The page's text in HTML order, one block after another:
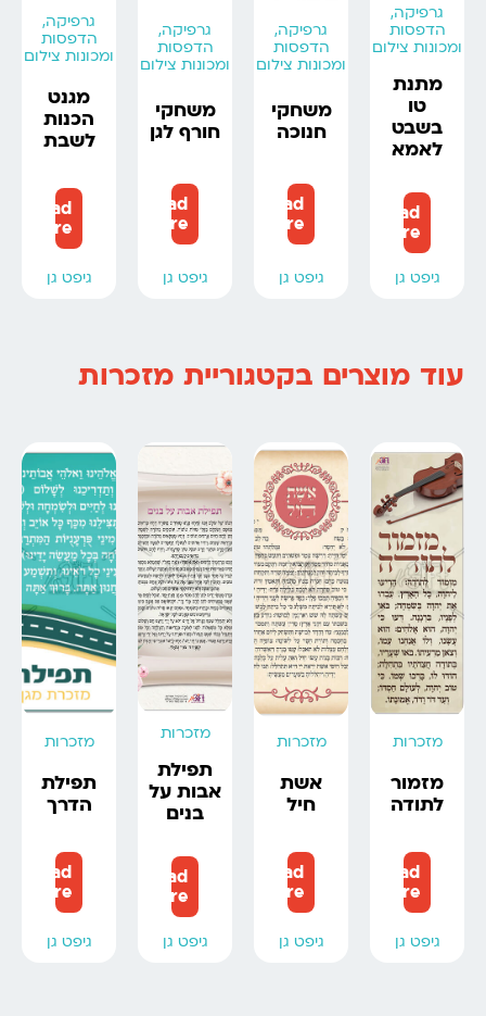
גרפיקה,
הדפסות
ומכונות צילום
מתנת
טו
בשבט
לאמא
Read
more
גיפט גן
גרפיקה,
הדפסות
ומכונות צילום
משחקי
חנוכה
Read
more
גיפט גן
גרפיקה,
הדפסות
ומכונות צילום
משחקי
חורף לגן
Read
more
גיפט גן
גרפיקה,
הדפסות
ומכונות צילום
מגנט
הכנות
לשבת
Read
more
גיפט גן
עוד מוצרים בקטגוריית מזכרות
מזכרות
מזמור
לתודה
Read
more
גיפט גן
מזכרות
אשת
חיל
Read
more
גיפט גן
מזכרות
תפילת
אבות על
בנים
Read
more
גיפט גן
מזכרות
תפילת
הדרך
Read
more
גיפט גן